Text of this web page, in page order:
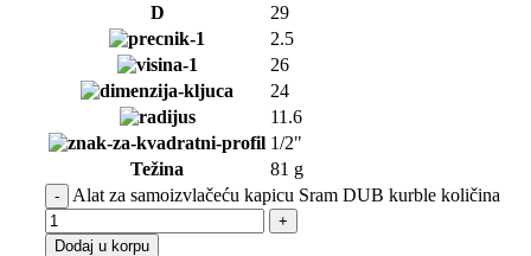
D
29
2.5
26
24
11.6
1/2"
Težina
81 g
Alat za samoizvlačeću kapicu Sram DUB kurble količina
Dodaj u korpu